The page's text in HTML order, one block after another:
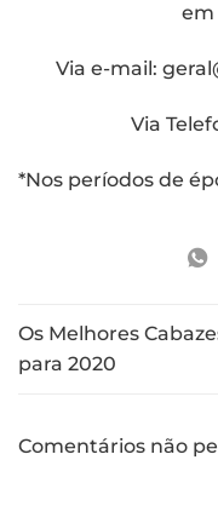
em
Via e-mail:
Via
*Nos períodos de
Os Melhores
para 2020
Comentários não